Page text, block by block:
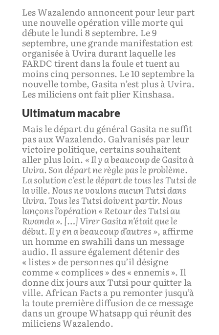
Les Wazalendo annoncent pour leur part
une nouvelle opération ville morte qui
débute le lundi 8 septembre. Le 9
septembre, une grande manifestation est
organisée à Uvira durant laquelle les
FARDC tirent dans la foule et tuent au
moins cinq personnes. Le 10 septembre la
nouvelle tombe, Gasita n’est plus à Uvira.
Les miliciens ont fait plier Kinshasa.
Ultimatum macabre
Mais le départ du général Gasita ne suffit
pas aux Wazalendo. Galvanisés par leur
victoire politique, certains souhaitent
aller plus loin. «Il y a beaucoup de Gasita à
Uvira. Son départ ne règle pas le problème.
La solution c’est le départ de tous les Tutsi de
la ville. Nous ne voulons aucun Tutsi dans
Uvira. Tous les Tutsi doivent partir. Nous
lançons l’opération « Retour des Tutsi au
Rwanda ». […] Virer Gasita n’était que le
début. Il y en a beaucoup d’autres », affirme
un homme en swahili dans un message
audio. Il assure également détenir des
« listes » de personnes qu’il désigne
comme « complices » des « ennemis ». Il
donne dix jours aux Tutsi pour quitter la
ville. African Facts a pu remonter jusqu’à
la toute première diffusion de ce message
dans un groupe Whatsapp qui réunit des
miliciens Wazalendo.